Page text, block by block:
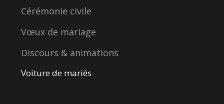
Cérémonie civile
Vœux de mariage
Discours & animations
Voiture de mariés